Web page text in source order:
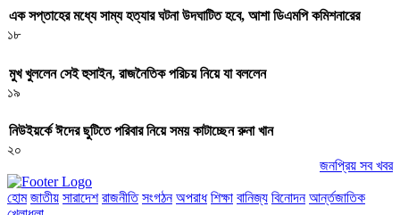
এক সপ্তাহের মধ্যে সাম্য হত্যার ঘটনা উদঘাটিত হবে, আশা ডিএমপি কমিশনারের
১৮
মুখ খুললেন সেই হুসাইন, রাজনৈতিক পরিচয় নিয়ে যা বললেন
১৯
নিউইয়র্কে ঈদের ছুটিতে পরিবার নিয়ে সময় কাটাচ্ছেন রুনা খান
২০
জনপ্রিয় সব খবর
হোম জাতীয় সারাদেশ রাজনীতি সংগঠন অপরাধ শিক্ষা বানিজ্য বিনোদন আর্ন্তজাতিক